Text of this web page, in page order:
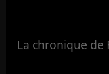
La chronique de